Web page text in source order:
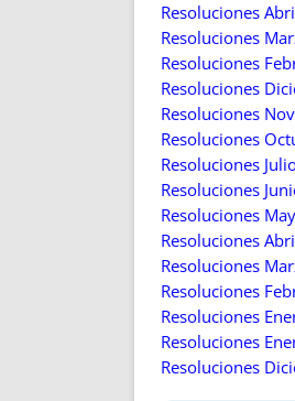
Resoluciones
Resoluciones
Resoluciones
Resoluciones
Resoluciones
Resoluciones
Resoluciones
Resoluciones
Resoluciones
Resoluciones
Resoluciones
Resoluciones
Resoluciones
Resoluciones
Resoluciones